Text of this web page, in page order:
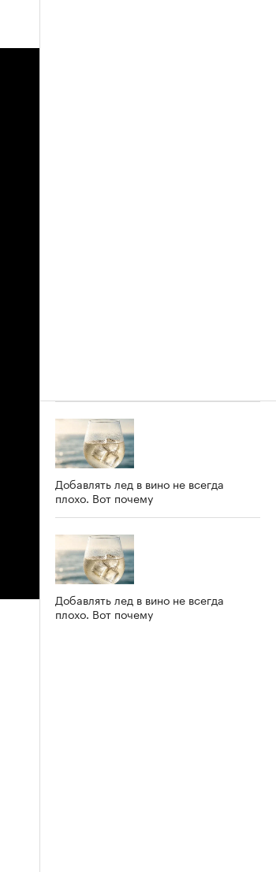
Добавлять лед в вино не всегда
плохо. Вот почему
Добавлять лед в вино не всегда
плохо. Вот почему